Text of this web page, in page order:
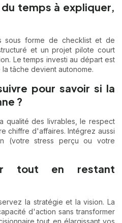
temps à expliquer,
sous forme de checklist et de
et un projet pilote court
Le temps investi au départ est
tâche devient autonome.
pour savoir si la
?
qualité des livrables, le respect
chiffre d'affaires. Intégrez aussi
(votre stress perçu ou votre
tout en restant
la stratégie et la vision. La
d'action sans transformer